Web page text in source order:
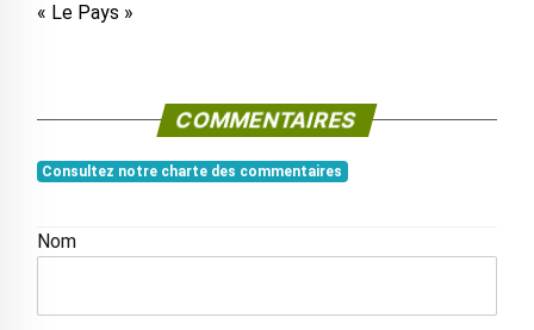
« Le Pays »
COMMENTAIRES
Consultez notre charte des commentaires
Nom